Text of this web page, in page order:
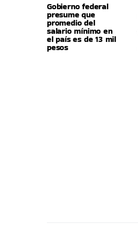
Gobierno federal
presume que
promedio del
salario mínimo en
el país es de 13 mil
pesos